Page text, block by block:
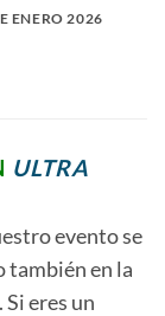
ENERO 2026
ULTRA
evento se
también en la
eres un